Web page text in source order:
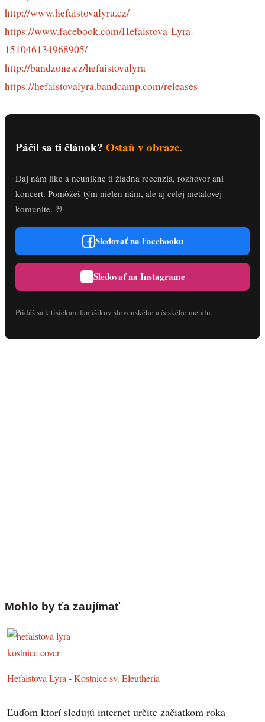
http://www.hefaistovalyra.cz/
https://www.facebook.com/Hefaistova-Lyra-
151046134968905/
http://bandzone.cz/hefaistovalyra
https://hefaistovalyra.bandcamp.com/releases
Páčil sa ti článok? Ostaň v obraze.
Daj nám like a neunikne ti žiadna recenzia, rozhovor ani
koncert. Pomôžeš tým nielen nám, ale aj celej metalovej
komunite. 🤘
Sledovať na Facebooku
Sledovať na Instagrame
Pridáš sa k tisíckam fanúšikov slovenského a českého metalu.
Mohlo by ťa zaujímať
Hefaistova Lyra - Kostnice sv. Eleutheria
Ľuďom ktorí sledujú internet určite začiatkom roka